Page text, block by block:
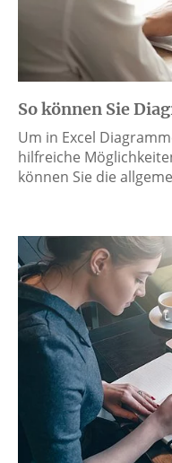
So können Sie
Um in Excel
hilfreiche
können Sie die